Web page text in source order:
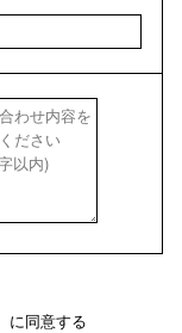
に同意する